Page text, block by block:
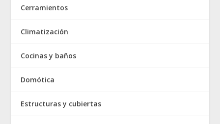
Cerramientos
Climatización
Cocinas y baños
Domótica
Estructuras y cubiertas